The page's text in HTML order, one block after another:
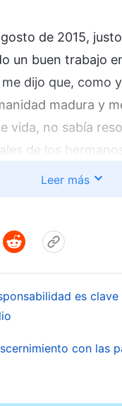
de 2015,
un buen trabajo
dijo que, como
madura y
vida, no sabía
de los
no era apta
me sentía
aprendido varios
elecciones de
que buscaba la
Leer más
es
con las